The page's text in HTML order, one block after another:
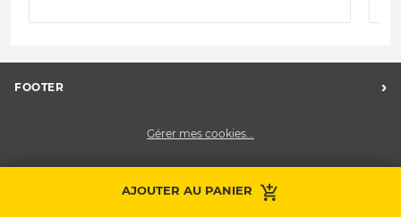
AJOUTER AU PANIER
FOOTER ›
Midas Recrute
Gérer mes cookies...
Prendre RDV